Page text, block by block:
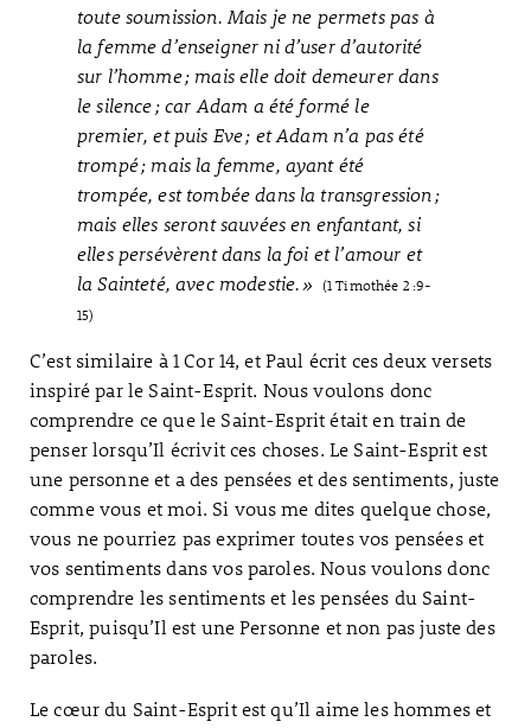
toute soumission. Mais je ne permets pas à
la femme d’enseigner ni d’user d’autorité
sur l’homme ; mais elle doit demeurer dans
le silence ; car Adam a été formé le
premier, et puis Eve ; et Adam n’a pas été
trompé ; mais la femme, ayant été
trompée, est tombée dans la transgression ;
mais elles seront sauvées en enfantant, si
elles persévèrent dans la foi et l’amour et
la Sainteté, avec modestie. » (1 Timothée 2 :9-
15)
C’est similaire à 1 Cor 14, et Paul écrit ces deux versets
inspiré par le Saint-Esprit. Nous voulons donc
comprendre ce que le Saint-Esprit était en train de
penser lorsqu’Il écrivit ces choses. Le Saint-Esprit est
une personne et a des pensées et des sentiments, juste
comme vous et moi. Si vous me dites quelque chose,
vous ne pourriez pas exprimer toutes vos pensées et
vos sentiments dans vos paroles. Nous voulons donc
comprendre les sentiments et les pensées du Saint-
Esprit, puisqu’Il est une Personne et non pas juste des
paroles.
Le cœur du Saint-Esprit est qu’Il aime les hommes et